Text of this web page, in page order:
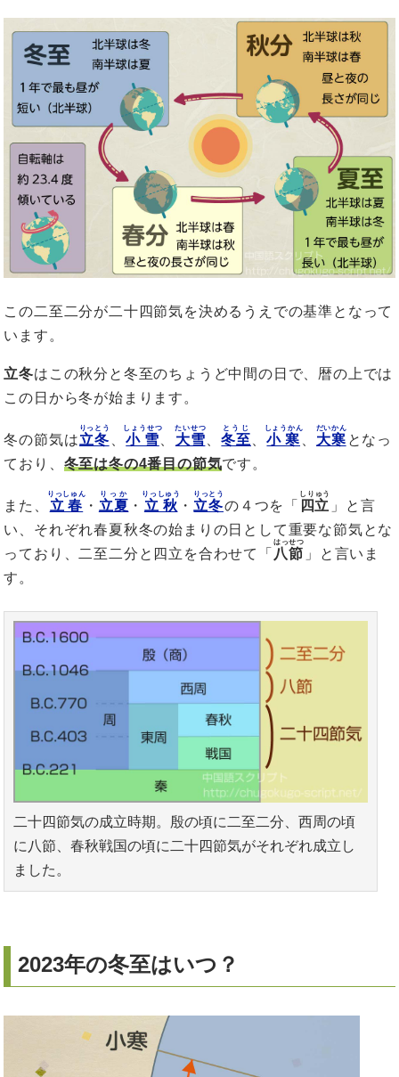
この二至二分が二十四節気を決めるうえでの基準となって
います。
立冬はこの秋分と冬至のちょうど中間の日で、暦の上では
この日から冬が始まります。
冬の節気は立冬
りっとう
小雪
しょうせつ
大雪
たいせつ
、冬至
とうじ
小寒
しょうかん
大寒
だいかん
となっ
ており、 冬至は冬の4番目の節気です。
また、 立春
りっしゅん
・ 立夏
りっか
・ 立秋
りっしゅう
・ 立冬
りっとう
の４つを「 四立
しりゅう
」と言
い、それぞれ春夏秋冬の始まりの日として重要な節気とな
っており、二至二分と四立を合わせて「 八節
はっせつ
」と言いま
す。
二十四節気の成立時期。殷の頃に二至二分、西周の頃
に八節、春秋戦国の頃に二十四節気がそれぞれ成立し
ました。
2023年の冬至はいつ？